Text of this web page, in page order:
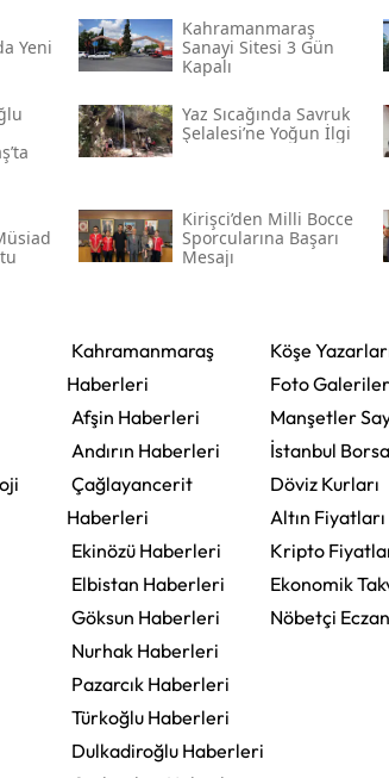
Yeni
Kahramanmaraş
Sanayi Sitesi 3 Gün
Kapalı
Yaz Sıcağında Savruk
Şelalesi’ne Yoğun İlgi
Kirişci’den Milli Bocce
Sporcularına Başarı
Mesajı
Kahramanmaraş
Haberleri
Afşin Haberleri
Andırın Haberleri
Çağlayancerit
Haberleri
Ekinözü Haberleri
Elbistan Haberleri
Göksun Haberleri
Nurhak Haberleri
Pazarcık Haberleri
Türkoğlu Haberleri
Dulkadiroğlu Haberleri
Köşe
Foto Galeriler
Manşetler
İstanbul
Döviz Kurları
Altın Fiyatları
Kripto
Ekonomik
Nöbetçi